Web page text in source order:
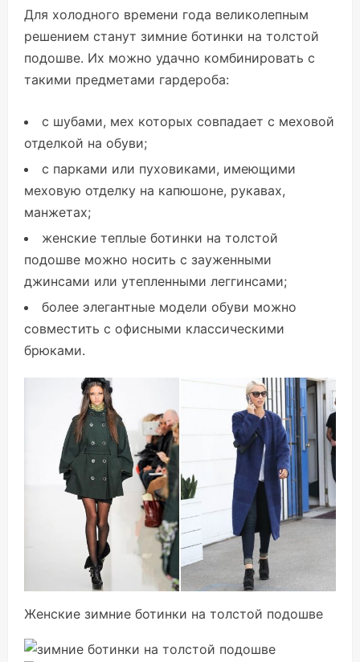
Для холодного времени года великолепным
решением станут зимние ботинки на толстой
подошве. Их можно удачно комбинировать с
такими предметами гардероба:
с шубами, мех которых совпадает с меховой
отделкой на обуви;
с парками или пуховиками, имеющими
меховую отделку на капюшоне, рукавах,
манжетах;
женские теплые ботинки на толстой
подошве можно носить с зауженными
джинсами или утепленными леггинсами;
более элегантные модели обуви можно
совместить с офисными классическими
брюками.
Женские зимние ботинки на толстой подошве